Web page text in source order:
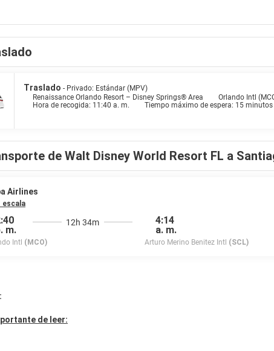
de celebración de bodas.
estancia en una de las 394 habitaciones con televisión LCD.
bañera o ducha está provisto de artículos de higiene personal de
opciones para comer algo en este hotel se encuentran una cafetería y
de negocios abierto las 24 horas, check-out exprés y un servicio de
Vista? En este hotel tienes a tu disposición 2338 metros
Traslado - Privado: Estándar (MPV)
Renaissance Orlando Resort – Disney Springs® Area
Orlando Intl
Hora de recogida: 11:40 a. m.
Tiempo máximo de espera: 15 minutos
de Walt Disney World Resort FL a
Airlines
1 escala
m.
Intl (MCO)
12h 34m
4:14
a. m.
Arturo Merino Benitez Intl (SCL)
de leer: